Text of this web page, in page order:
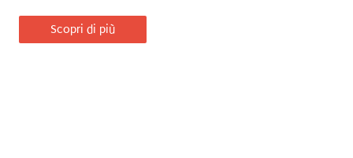
Scopri di più